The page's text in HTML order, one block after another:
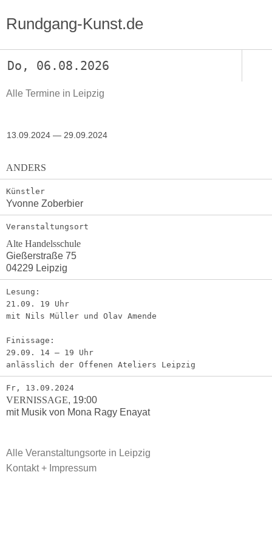
Rundgang-Kunst.de
Do, 06.08.2026
Alle Termine in Leipzig
13.09.2024 — 29.09.2024
ANDERS
Künstler
Yvonne Zoberbier
Veranstaltungsort
Alte Handelsschule
Gießerstraße 75
04229 Leipzig
Lesung:
21.09. 19 Uhr
mit Nils Müller und Olav Amende
Finissage:
29.09. 14 – 19 Uhr
anlässlich der Offenen Ateliers Leipzig
Fr, 13.09.2024
VERNISSAGE, 19:00
mit Musik von Mona Ragy Enayat
Alle Veranstaltungsorte in Leipzig
Kontakt + Impressum